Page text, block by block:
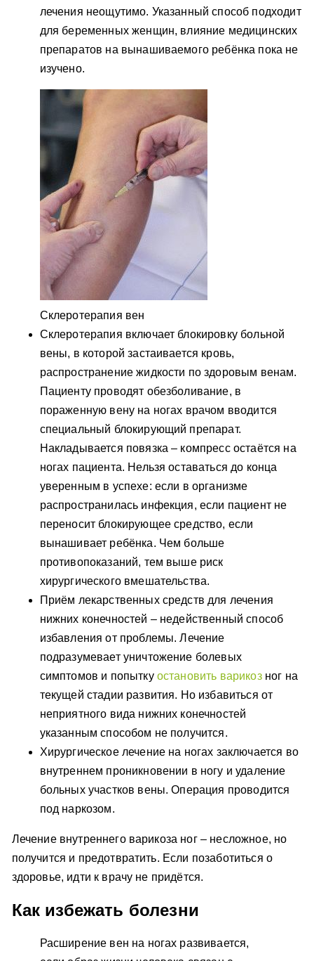
лечения неощутимо. Указанный способ подходит
для беременных женщин, влияние медицинских
препаратов на вынашиваемого ребёнка пока не
изучено.
Склеротерапия вен
Склеротерапия включает блокировку больной
вены, в которой застаивается кровь,
распространение жидкости по здоровым венам.
Пациенту проводят обезболивание, в
пораженную вену на ногах врачом вводится
специальный блокирующий препарат.
Накладывается повязка – компресс остаётся на
ногах пациента. Нельзя оставаться до конца
уверенным в успехе: если в организме
распространилась инфекция, если пациент не
переносит блокирующее средство, если
вынашивает ребёнка. Чем больше
противопоказаний, тем выше риск
хирургического вмешательства.
Приём лекарственных средств для лечения
нижних конечностей – недейственный способ
избавления от проблемы. Лечение
подразумевает уничтожение болевых
симптомов и попытку остановить варикозног на
текущей стадии развития. Но избавиться от
неприятного вида нижних конечностей
указанным способом не получится.
Хирургическое лечение на ногах заключается во
внутреннем проникновении в ногу и удаление
больных участков вены. Операция проводится
под наркозом.
Лечение внутреннего варикоза ног – несложное, но
получится и предотвратить. Если позаботиться о
здоровье, идти к врачу не придётся.
Как избежать болезни
Расширение вен на ногах развивается,